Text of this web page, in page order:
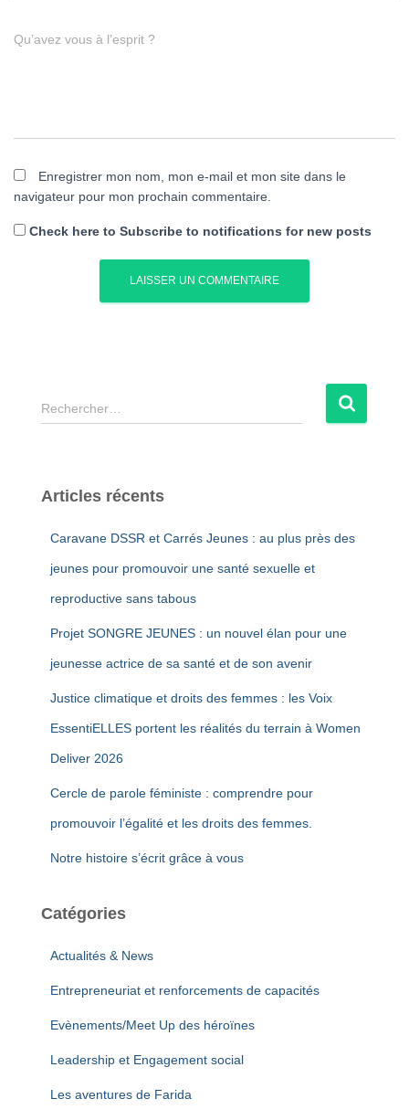
Qu’avez vous à l’esprit ?
Enregistrer mon nom, mon e-mail et mon site dans le
navigateur pour mon prochain commentaire.
Check here to Subscribe to notifications for new posts
R
e
r
Rechercher…
Articles récents
Caravane DSSR et Carrés Jeunes : au plus près des
jeunes pour promouvoir une santé sexuelle et
reproductive sans tabous
Projet SONGRE JEUNES : un nouvel élan pour une
jeunesse actrice de sa santé et de son avenir
Justice climatique et droits des femmes : les Voix
EssentiELLES portent les réalités du terrain à Women
Deliver 2026
Cercle de parole féministe : comprendre pour
promouvoir l’égalité et les droits des femmes.
Notre histoire s’écrit grâce à vous
Catégories
Actualités & News
Entrepreneuriat et renforcements de capacités
Evènements/Meet Up des héroïnes
Leadership et Engagement social
Les aventures de Farida